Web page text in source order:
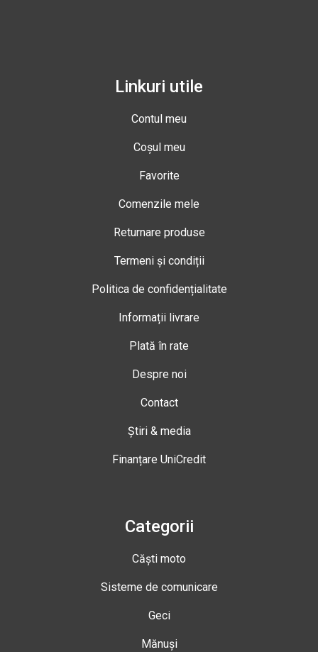
Linkuri utile
Contul meu
Coșul meu
Favorite
Comenzile mele
Returnare produse
Termeni și condiții
Politica de confidențialitate
Informații livrare
Plată în rate
Despre noi
Contact
Știri & media
Finanțare UniCredit
Categorii
Căști moto
Sisteme de comunicare
Geci
Mănuși